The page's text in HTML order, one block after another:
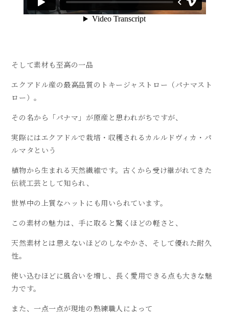
そして素材も至高の一品
エクアドル産の最高品質のトキージャストロー（パナマスト
ロー）。
その名から「パナマ」が原産と思われがちですが、
実際にはエクアドルで栽培・収穫されるカルルドヴィカ・パ
ルマタという
植物から生まれる天然繊維です。古くから受け継がれてきた
伝統工芸として知られ、
世界中の上質なハットにも用いられています。
この素材の魅力は、手に取ると驚くほどの軽さと、
天然素材とは思えないほどのしなやかさ、そして優れた耐久
性。
使い込むほどに風合いを増し、長く愛用できる点も大きな魅
力です。
また、一点一点が現地の熟練職人によって